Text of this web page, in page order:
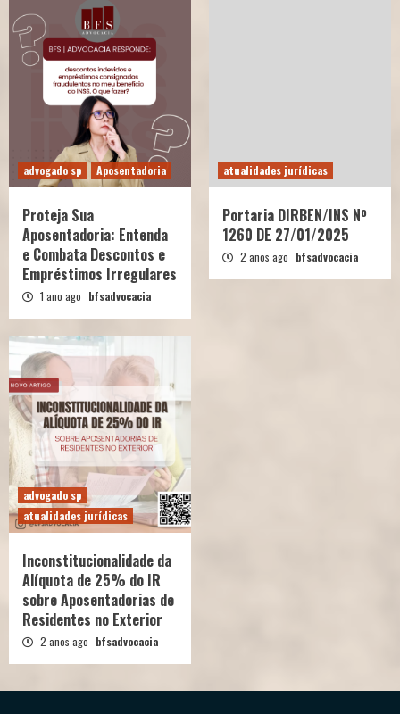
advogado sp Aposentadoria
Proteja Sua
Aposentadoria: Entenda
e Combata Descontos e
Empréstimos Irregulares
1 ano ago bfsadvocacia
atualidades jurídicas
Portaria DIRBEN/INS Nº
1260 DE 27/01/2025
2 anos ago bfsadvocacia
advogado sp
atualidades jurídicas
Inconstitucionalidade da
Alíquota de 25% do IR
sobre Aposentadorias de
Residentes no Exterior
2 anos ago bfsadvocacia